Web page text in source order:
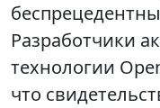
Разработчики
технологии
что